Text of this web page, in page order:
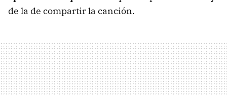
de la de compartir la canción.